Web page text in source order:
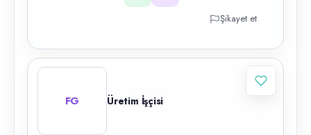
Şikayet et
FG Üretim İşçisi